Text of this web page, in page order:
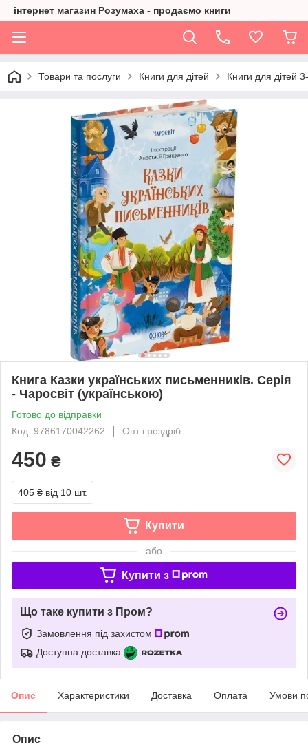
інтернет магазин Розумаха - продаємо книги
Товари та послуги Книги для дітей Книги для дітей
Книга Казки українських письменників. Серія
- Чаросвіт (українською)
Готово до відправки
Код: 9786170042262
Опт і роздріб
450 ₴
405 ₴ від 10 шт.
Купити
або
Купити з
Що таке купити з Пром?
Замовлення під захистом
Доступна доставка
Опис Характеристики Доставка Оплата Умови
Опис